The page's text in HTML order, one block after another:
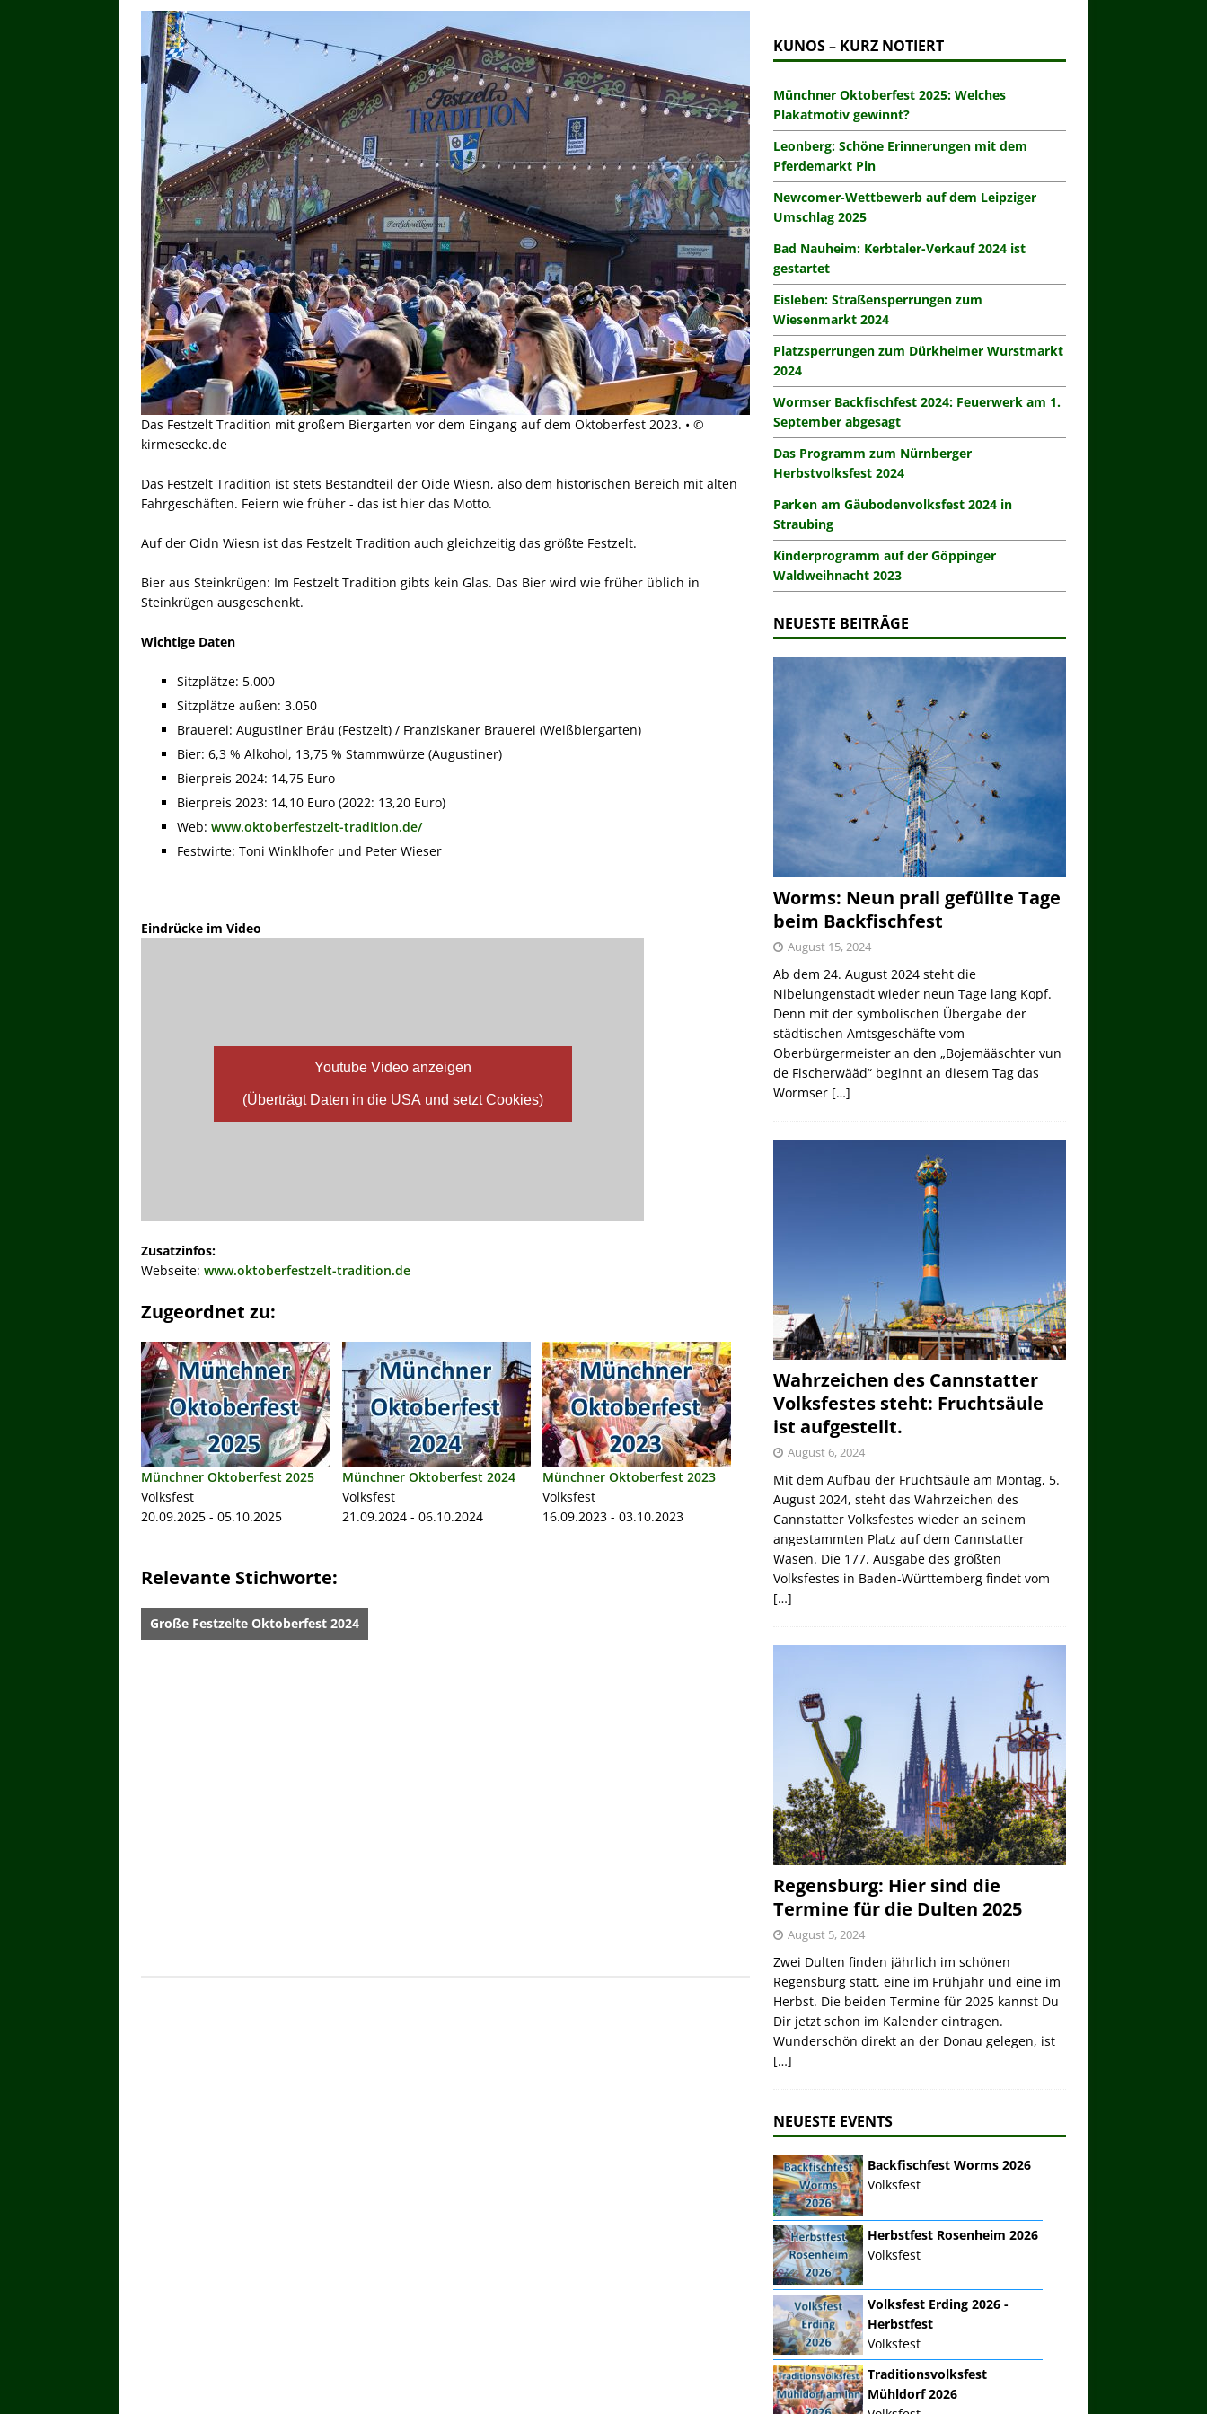
Das Festzelt Tradition mit großem Biergarten vor dem Eingang auf dem Oktoberfest 2023. • ©
kirmesecke.de
Das Festzelt Tradition ist stets Bestandteil der Oide Wiesn, also dem historischen Bereich mit alten
Fahrgeschäften. Feiern wie früher - das ist hier das Motto.
Auf der Oidn Wiesn ist das Festzelt Tradition auch gleichzeitig das größte Festzelt.
Bier aus Steinkrügen: Im Festzelt Tradition gibts kein Glas. Das Bier wird wie früher üblich in
Steinkrügen ausgeschenkt.
Wichtige Daten
Sitzplätze: 5.000
Sitzplätze außen: 3.050
Brauerei: Augustiner Bräu (Festzelt) / Franziskaner Brauerei (Weißbiergarten)
Bier: 6,3 % Alkohol, 13,75 % Stammwürze (Augustiner)
Bierpreis 2024: 14,75 Euro
Bierpreis 2023: 14,10 Euro (2022: 13,20 Euro)
Web: www.oktoberfestzelt-tradition.de/
Festwirte: Toni Winklhofer und Peter Wieser
Eindrücke im Video
Youtube Video anzeigen
(Überträgt Daten in die USA und setzt Cookies)
Zusatzinfos:
Webseite: www.oktoberfestzelt-tradition.de
Zugeordnet zu:
Münchner Oktoberfest 2025
Volksfest
20.09.2025 - 05.10.2025
Münchner Oktoberfest 2024
Volksfest
21.09.2024 - 06.10.2024
Münchner Oktoberfest 2023
Volksfest
16.09.2023 - 03.10.2023
Relevante Stichworte:
Große Festzelte Oktoberfest 2024
KUNOS – KURZ NOTIERT
Münchner Oktoberfest 2025: Welches
Plakatmotiv gewinnt?
Leonberg: Schöne Erinnerungen mit dem
Pferdemarkt Pin
Newcomer-Wettbewerb auf dem Leipziger
Umschlag 2025
Bad Nauheim: Kerbtaler-Verkauf 2024 ist
gestartet
Eisleben: Straßensperrungen zum
Wiesenmarkt 2024
Platzsperrungen zum Dürkheimer Wurstmarkt
2024
Wormser Backfischfest 2024: Feuerwerk am 1.
September abgesagt
Das Programm zum Nürnberger
Herbstvolksfest 2024
Parken am Gäubodenvolksfest 2024 in
Straubing
Kinderprogramm auf der Göppinger
Waldweihnacht 2023
NEUESTE BEITRÄGE
Worms: Neun prall gefüllte Tage
beim Backfischfest
August 15, 2024
Ab dem 24. August 2024 steht die
Nibelungenstadt wieder neun Tage lang Kopf.
Denn mit der symbolischen Übergabe der
städtischen Amtsgeschäfte vom
Oberbürgermeister an den „Bojemääschter vun
de Fischerwääd“ beginnt an diesem Tag das
Wormser […]
Wahrzeichen des Cannstatter
Volksfestes steht: Fruchtsäule
ist aufgestellt.
August 6, 2024
Mit dem Aufbau der Fruchtsäule am Montag, 5.
August 2024, steht das Wahrzeichen des
Cannstatter Volksfestes wieder an seinem
angestammten Platz auf dem Cannstatter
Wasen. Die 177. Ausgabe des größten
Volksfestes in Baden-Württemberg findet vom
[…]
Regensburg: Hier sind die
Termine für die Dulten 2025
August 5, 2024
Zwei Dulten finden jährlich im schönen
Regensburg statt, eine im Frühjahr und eine im
Herbst. Die beiden Termine für 2025 kannst Du
Dir jetzt schon im Kalender eintragen.
Wunderschön direkt an der Donau gelegen, ist
[…]
NEUESTE EVENTS
Backfischfest Worms 2026
Volksfest
Herbstfest Rosenheim 2026
Volksfest
Volksfest Erding 2026 -
Herbstfest
Volksfest
Traditionsvolksfest
Mühldorf 2026